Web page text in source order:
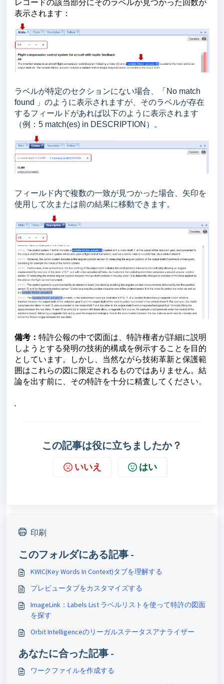
レコードの該当部分にそのラベルが見つかった回数が
表示されます：
ラベルが特定のセクションにない場合、「No match
found 」のように表示されますが、そのラベルが存在
するフィールドがあれば以下のように表示されます
（例：5 match(es) in DESCRIPTION ）。
フィールド内で複数の一致が見つかった場合、矢印を
使用して次または前の結果に移動できます。
備考： 特許公報の中で図面は、特許権者が詳細に説明
しようとする発明の技術的構成を例示することを目的
としています。しかし、当然ながら技術革新と保護範
囲はこれらの図に限定されるものではありません。結
論を出す前に、その特許を十分に精査してください。
.
この記事は役に立ちましたか？
いいえ はい
印刷
このフォルダにある記事 -
KWIC(Key Words In Context)タブを理解する
プレビュータブをカスタマイズする
ImageLink：Labels List ラベルリストを使って特許の図面
を探す
Orbit Intelligenceのリーガルステータスアナライザー
あなたに合った記事 -
ワークファイルを作成する